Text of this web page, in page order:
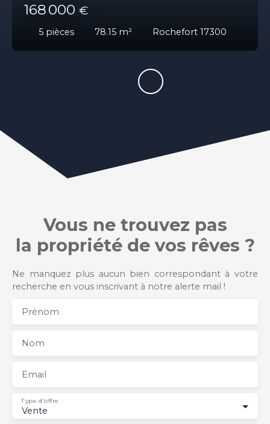
168 000 €
5 pièces 78.15 m² Rochefort 17300
Vous ne trouvez pas
la propriété de vos rêves ?
Ne manquez plus aucun bien correspondant à votre
recherche en vous inscrivant à notre alerte mail !
Prénom
Nom
Email
Vente
Type d'offre